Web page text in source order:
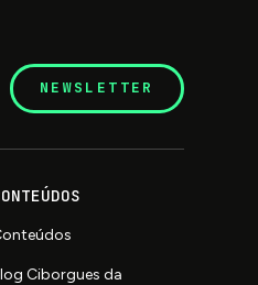
NEWSLETTER
Ciborgues da